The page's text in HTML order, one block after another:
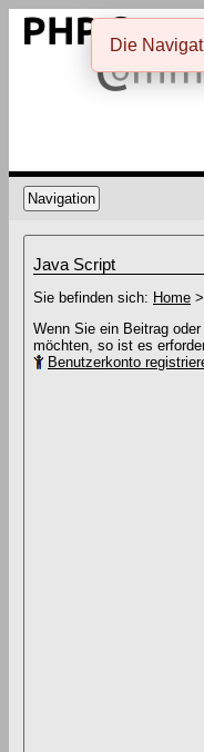
Navigation
Java Script
Sie befinden sich: Home >
Wenn Sie ein Beitrag
möchten, so ist es
Benutzerkonto
Die